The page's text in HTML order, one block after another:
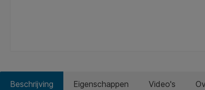
Beschrijving Eigenschappen Video's